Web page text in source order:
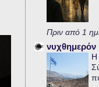
Πριν από 1
νυχθημερόν
Η